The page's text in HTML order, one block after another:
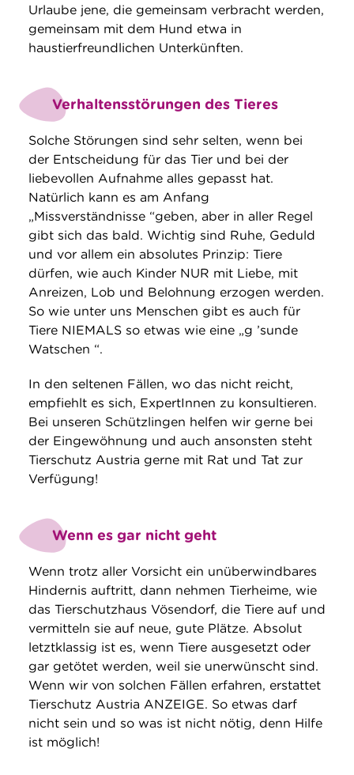
Urlaube jene, die gemeinsam verbracht werden,
gemeinsam mit dem Hund etwa in
haustierfreundlichen Unterkünften.
Verhaltensstörungen des Tieres
Solche Störungen sind sehr selten, wenn bei
der Entscheidung für das Tier und bei der
liebevollen Aufnahme alles gepasst hat.
Natürlich kann es am Anfang
„Missverständnisse “geben, aber in aller Regel
gibt sich das bald. Wichtig sind Ruhe, Geduld
und vor allem ein absolutes Prinzip: Tiere
dürfen, wie auch Kinder NUR mit Liebe, mit
Anreizen, Lob und Belohnung erzogen werden.
So wie unter uns Menschen gibt es auch für
Tiere NIEMALS so etwas wie eine „g ’sunde
Watschen “.
In den seltenen Fällen, wo das nicht reicht,
empfiehlt es sich, ExpertInnen zu konsultieren.
Bei unseren Schützlingen helfen wir gerne bei
der Eingewöhnung und auch ansonsten steht
Tierschutz Austria gerne mit Rat und Tat zur
Verfügung!
Wenn es gar nicht geht
Wenn trotz aller Vorsicht ein unüberwindbares
Hindernis auftritt, dann nehmen Tierheime, wie
das Tierschutzhaus Vösendorf, die Tiere auf und
vermitteln sie auf neue, gute Plätze. Absolut
letztklassig ist es, wenn Tiere ausgesetzt oder
gar getötet werden, weil sie unerwünscht sind.
Wenn wir von solchen Fällen erfahren, erstattet
Tierschutz Austria ANZEIGE. So etwas darf
nicht sein und so was ist nicht nötig, denn Hilfe
ist möglich!